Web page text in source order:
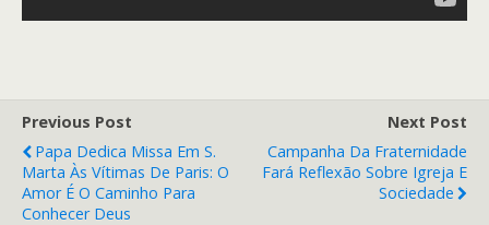
Previous Post
Papa Dedica Missa Em S.
Marta Às Vítimas De Paris: O
Amor É O Caminho Para
Conhecer Deus
Next Post
Campanha Da Fraternidade
Fará Reflexão Sobre Igreja E
Sociedade